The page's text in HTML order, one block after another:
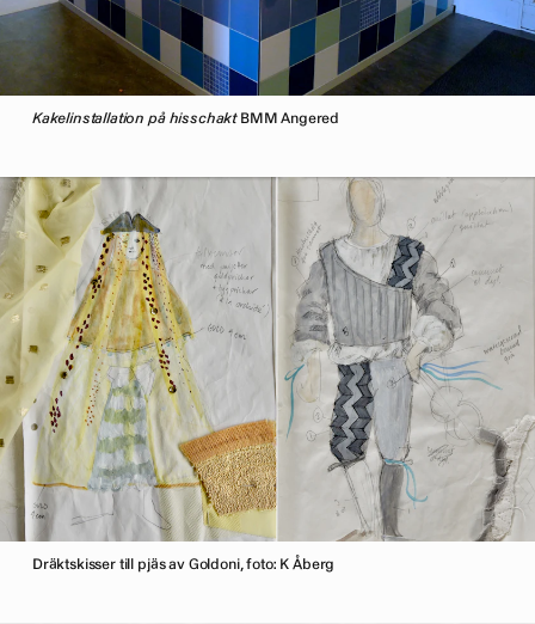
Kakelinstallation på hisschaktBMM Angered
Dräktskisser till pjäs av Goldoni, foto: K Åberg